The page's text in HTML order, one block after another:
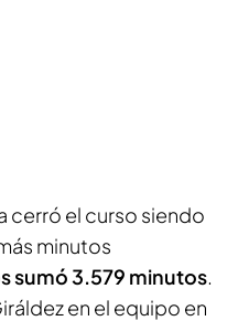
cerró el curso siendo
minutos
sumó 3.579 minutos.
en el equipo en